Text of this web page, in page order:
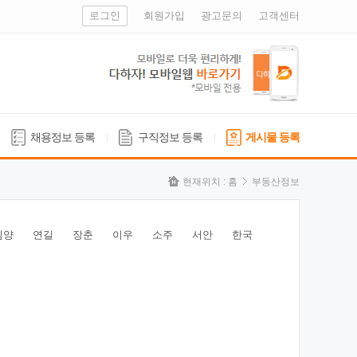
로그인 회원가입 광고문의 고객센터
채용정보 등록 구직정보 등록 게시물 등록
현재위치 : 홈 부동산정보
양 연길 장춘 이우 소주 서안 한국